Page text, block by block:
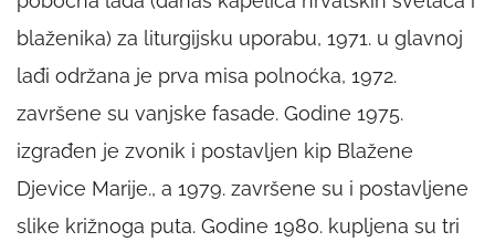
blaženika) za liturgijsku uporabu, 1971. u glavnoj
lađi održana je prva misa polnoćka, 1972.
završene su vanjske fasade. Godine 1975.
izgrađen je zvonik i postavljen kip Blažene
Djevice Marije., a 1979. završene su i postavljene
slike križnoga puta. Godine 1980. kupljena su tri